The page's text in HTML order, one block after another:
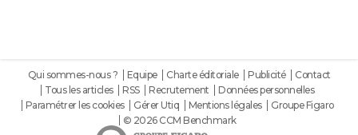
Qui sommes-nous ? Equipe Charte éditoriale Publicité
Contact
Tous les articles
RSS Recrutement
Données personnelles
Paramétrer les cookies
Gérer Utiq Mentions légales
Groupe Figaro
© 2026 CCM Benchmark